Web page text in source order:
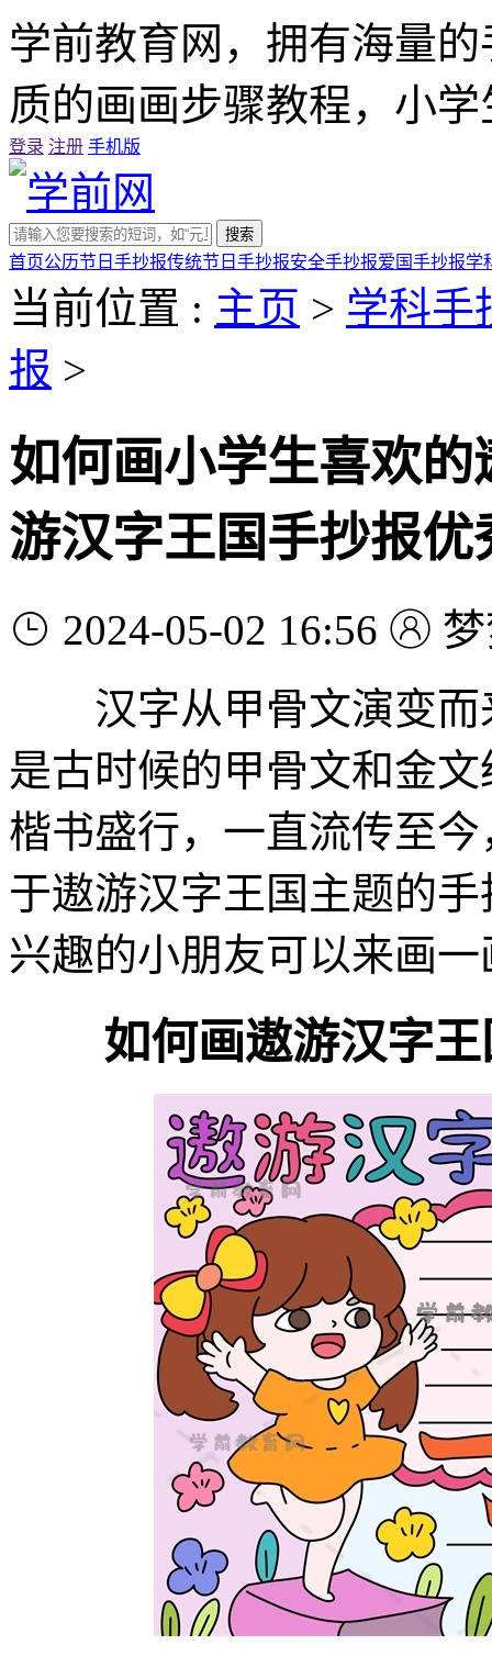
学前教育网，拥有海量
质的画画步骤教程，小
登录 注册 手机版
搜索
首页公历节日手抄报传统节日手抄报安全手抄报爱国手抄报学
当前位置 : 主页 > 学科手
报 >
如何画小学生喜欢
游汉字王国手抄报优
2024-05-02 16:56
汉字从甲骨文演变而
是古时候的甲骨文和金
楷书盛行，一直流传至
于遨游汉字王国主题的
兴趣的小朋友可以来画一
如何画遨游汉字王